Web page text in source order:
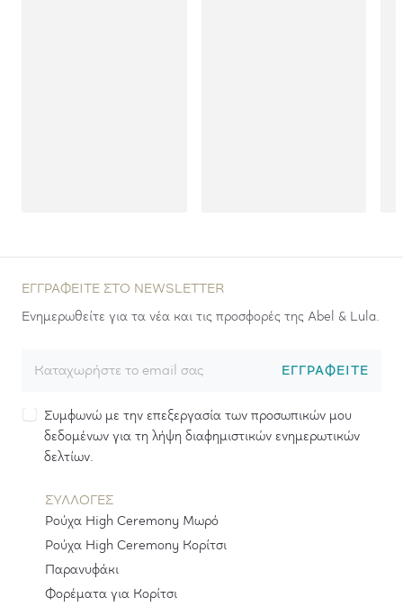
ΕΓΓΡΑΦΕΊΤΕ ΣΤΟ NEWSLETTER
Ενημερωθείτε για τα νέα και τις προσφορές της Abel & Lula.
ΕΓΓΡΑΦΕΊΤΕ
Συμφωνώ με την επεξεργασία των προσωπικών μου
δεδομένων για τη λήψη διαφημιστικών ενημερωτικών
δελτίων.
ΣΥΛΛΟΓΕΣ
Ρούχα High Ceremony Μωρό
Ρούχα High Ceremony Κορίτσι
Παρανυφάκι
Φορέματα για Κορίτσι